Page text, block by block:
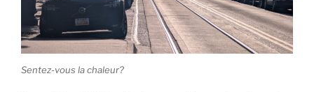
Sentez-vous la chaleur?